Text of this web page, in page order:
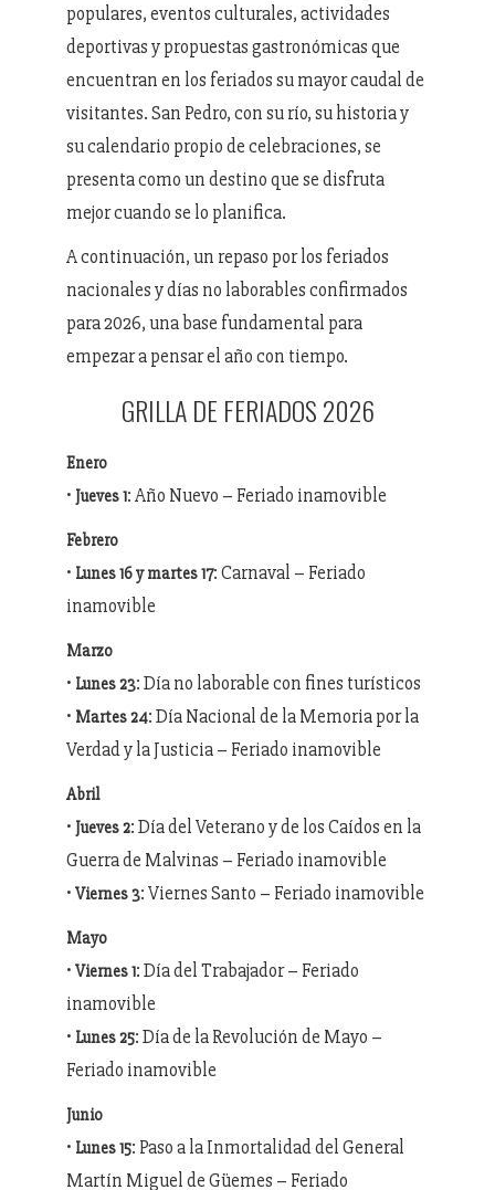
populares, eventos culturales, actividades
deportivas y propuestas gastronómicas que
encuentran en los feriados su mayor caudal de
visitantes. San Pedro, con su río, su historia y
su calendario propio de celebraciones, se
presenta como un destino que se disfruta
mejor cuando se lo planifica.
A continuación, un repaso por los feriados
nacionales y días no laborables confirmados
para 2026, una base fundamental para
empezar a pensar el año con tiempo.
GRILLA DE FERIADOS 2026
Enero
• Jueves 1: Año Nuevo – Feriado inamovible
Febrero
• Lunes 16 y martes 17: Carnaval – Feriado
inamovible
Marzo
• Lunes 23: Día no laborable con fines turísticos
• Martes 24: Día Nacional de la Memoria por la
Verdad y la Justicia – Feriado inamovible
Abril
• Jueves 2: Día del Veterano y de los Caídos en la
Guerra de Malvinas – Feriado inamovible
• Viernes 3: Viernes Santo – Feriado inamovible
Mayo
• Viernes 1: Día del Trabajador – Feriado
inamovible
• Lunes 25: Día de la Revolución de Mayo –
Feriado inamovible
Junio
• Lunes 15: Paso a la Inmortalidad del General
Martín Miguel de Güemes – Feriado